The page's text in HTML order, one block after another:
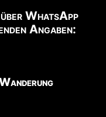
WhatsApp
Angaben: